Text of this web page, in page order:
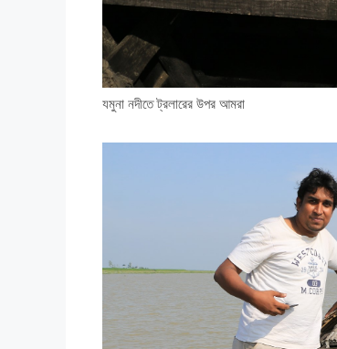
যমুনা নদীতে ট্রলারের উপর আমরা